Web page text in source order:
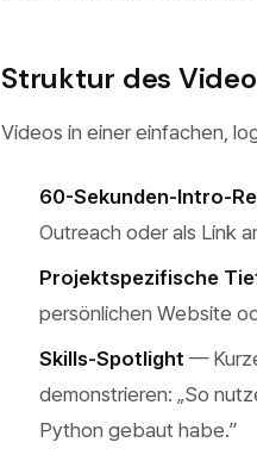
Struktur des
Videos in einer einfachen,
60-Sekunden-Intro-
Outreach oder als Link
Projektspezifische
persönlichen Website
Skills-Spotlight —
demonstrieren: „So
Python gebaut habe.”